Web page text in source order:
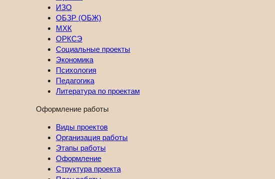
ИЗО
ОБЗР (ОБЖ)
МХК
ОРКСЭ
Социальные проекты
Экономика
Психология
Педагогика
Литература по проектам
Оформление работы
Виды проектов
Организация работы
Этапы работы
Оформление
Структура проекта